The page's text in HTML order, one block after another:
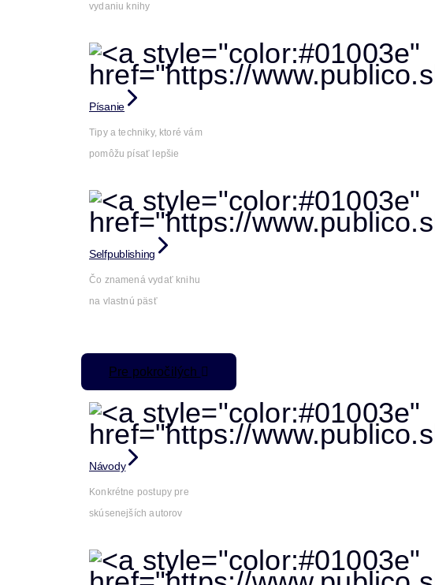
vydaniu knihy
Písanie
Tipy a techniky, ktoré vám
pomôžu písať lepšie
Selfpublishing
Čo znamená vydať knihu
na vlastnú päsť
Pre pokročilých
Návody
Konkrétne postupy pre
skúsenejších autorov